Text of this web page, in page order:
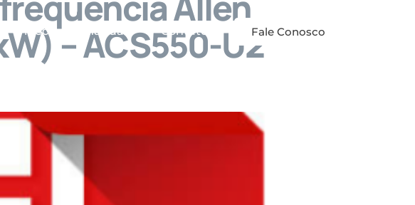
Vídeos Manuais Contato Fale Conosco
– ACS550-U2